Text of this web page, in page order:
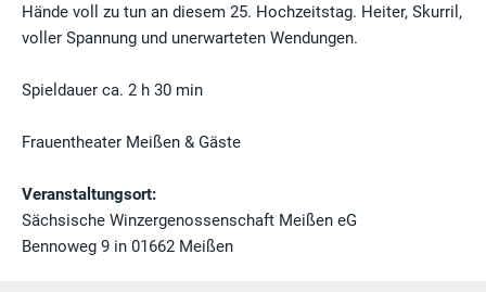
Hände voll zu tun an diesem 25. Hochzeitstag. Heiter, Skurril,
voller Spannung und unerwarteten Wendungen.
Spieldauer ca. 2 h 30 min
Frauentheater Meißen & Gäste
Veranstaltungsort:
Sächsische Winzergenossenschaft Meißen eG
Bennoweg 9 in 01662 Meißen